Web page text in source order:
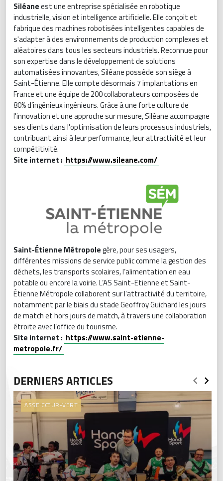
Siléaneest une entreprise spécialisée en robotique
industrielle, vision et intelligence artificielle. Elle conçoit et
fabrique des machines robotisées intelligentes capables de
s'adapter à des environnements de production complexes et
aléatoires dans tous les secteurs industriels. Reconnue pour
son expertise dans le développement de solutions
automatisées innovantes, Siléane possède son siège à
Saint-Étienne. Elle compte désormais 7 implantations en
France et une équipe de 200 collaborateurs composées de
80% d’ingénieux ingénieurs. Grâce à une forte culture de
l'innovation et une approche sur mesure, Siléane accompagne
ses clients dans l'optimisation de leurs processus industriels,
contribuant ainsi à leur performance, leur attractivité et leur
compétitivité.
Site internet : https://www.sileane.com/
Saint-Étienne Métropolegère, pour ses usagers,
différentes missions de service public comme la gestion des
déchets, les transports scolaires, l’alimentation en eau
potable ou encore la voirie. L’AS Saint-Etienne et Saint-
Étienne Métropole collaborent sur l'attractivité du territoire,
notamment par le biais du stade Geoffroy Guichard les jours
de match et hors jours de match, à travers une collaboration
étroite avec l’office du tourisme.
Site internet : https://www.saint-etienne-
metropole.fr/
DERNIERS ARTICLES
ASSE CŒUR-VERT